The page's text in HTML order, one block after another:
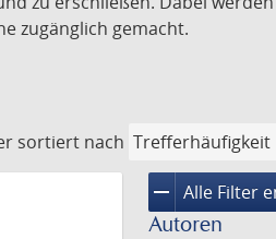
zugänglich gemacht.
sortiert nach
remove Alle Filter
Autoren